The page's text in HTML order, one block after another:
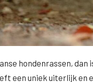
hondenrassen, dan
een uniek uiterlijk en